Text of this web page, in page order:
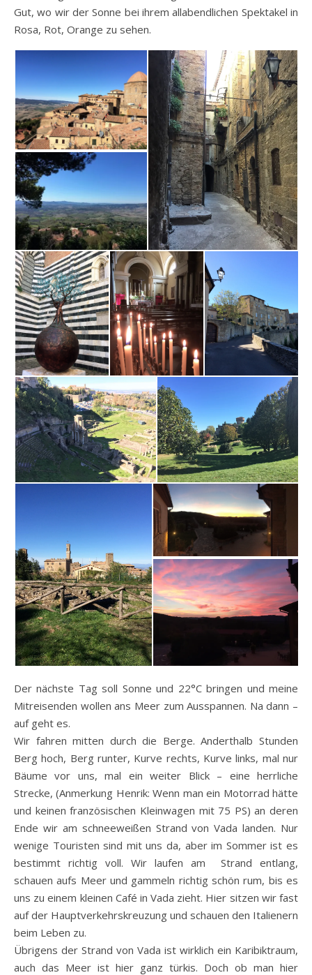
Gut, wo wir der Sonne bei ihrem allabendlichen Spektakel in
Rosa, Rot, Orange zu sehen.
Der nächste Tag soll Sonne und 22°C bringen und meine
Mitreisenden wollen ans Meer zum Ausspannen. Na dann –
auf geht es.
Wir fahren mitten durch die Berge. Anderthalb Stunden
Berg hoch, Berg runter, Kurve rechts, Kurve links, mal nur
Bäume vor uns, mal ein weiter Blick – eine herrliche
Strecke, (Anmerkung Henrik: Wenn man ein Motorrad hätte
und keinen französischen Kleinwagen mit 75 PS) an deren
Ende wir am schneeweißen Strand von Vada landen. Nur
wenige Touristen sind mit uns da, aber im Sommer ist es
bestimmt richtig voll. Wir laufen am Strand entlang,
schauen aufs Meer und gammeln richtig schön rum, bis es
uns zu einem kleinen Café in Vada zieht. Hier sitzen wir fast
auf der Hauptverkehrskreuzung und schauen den Italienern
beim Leben zu.
Übrigens der Strand von Vada ist wirklich ein Karibiktraum,
auch das Meer ist hier ganz türkis. Doch ob man hier